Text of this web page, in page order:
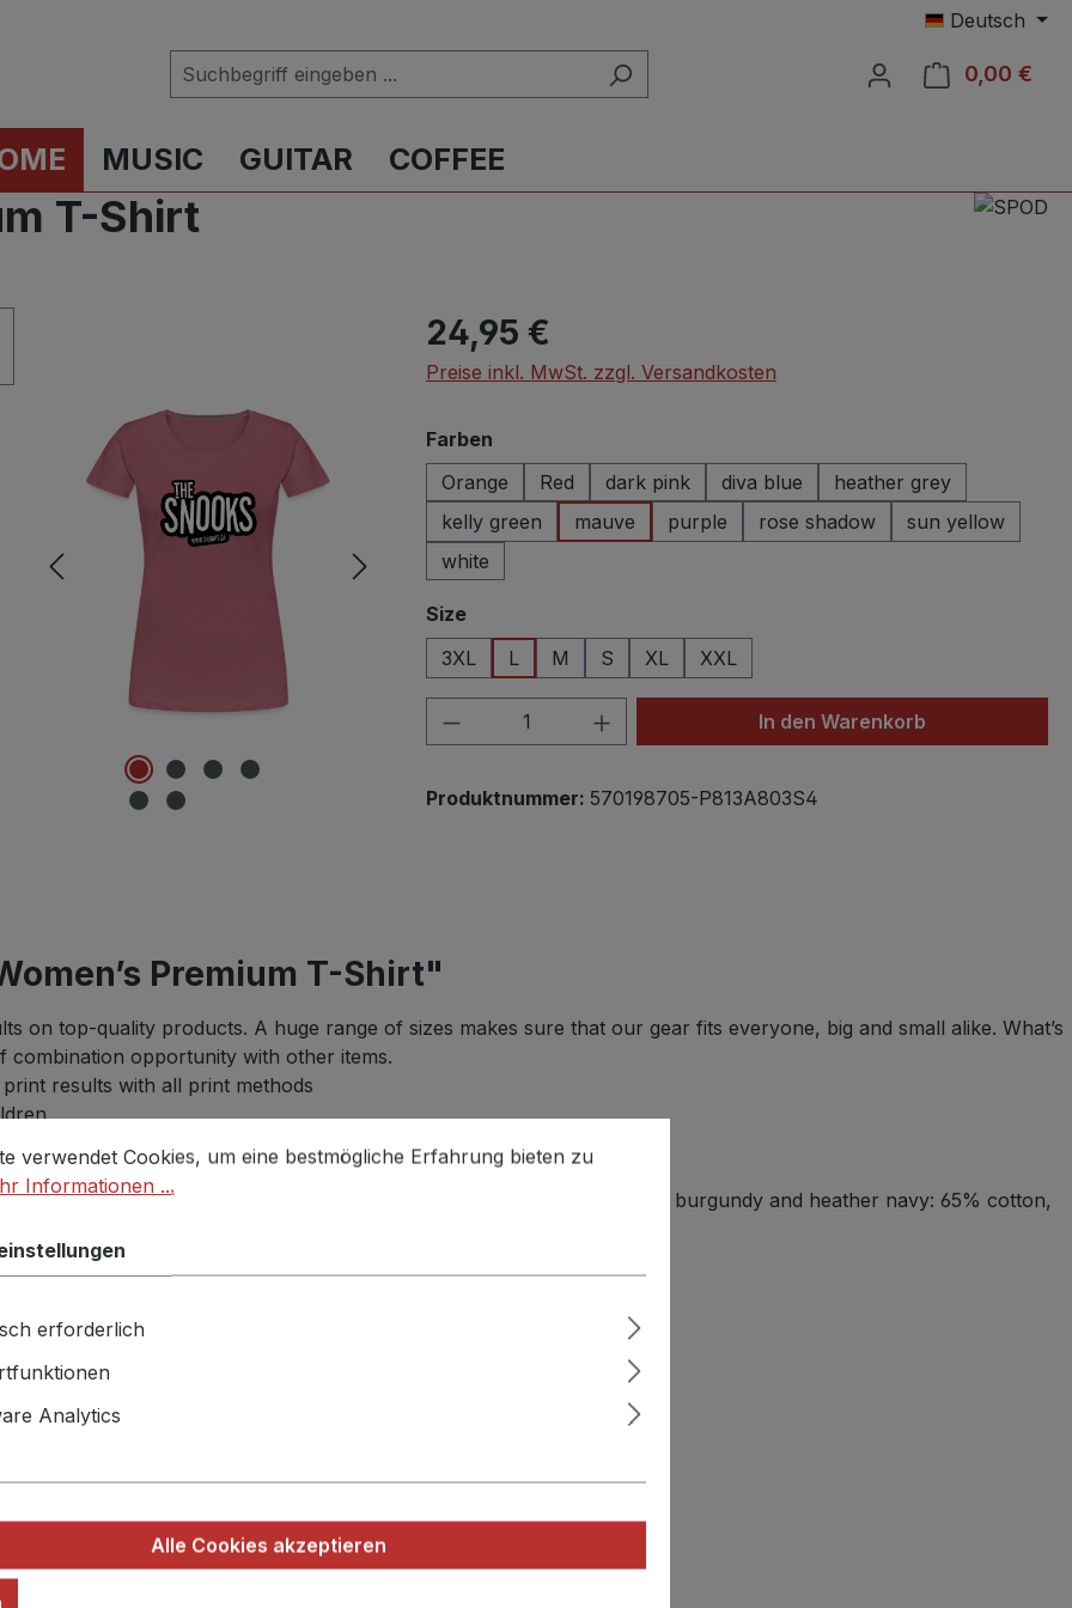
Deutsch
0,00 €
MUSIC GUITAR COFFEE
T-Shirt
Regulärer Preis:
24,95 €
Preise inkl. MwSt. zzgl. Versandkosten
Farben
Orange
Red dark pink diva blue
heather grey
kelly green
mauve purple rose shadow
sun yellow
white
Sizeauswählen
3XL
L M S XL XXL
Produkt Anzahl: Gib den gewünschten Wert
In den Warenkorb
Produktnummer: 570198705-P813A803S4
Premium T-Shirt"
on top-quality products. A huge range of sizes makes sure that our gear fits everyone, big and small alike. What’s
opportunity with other items.
results with all print methods
50% polyester; heather grey: 85% cotton, 15% viscose; heather burgundy and heather navy: 65% cotton,
heather ice blue: 95% cotton, 5% polyester)
verwendet Cookies, um eine bestmögliche Erfahrung bieten zu
Informationen ...
erforderlich
Analytics
Alle Cookies akzeptieren